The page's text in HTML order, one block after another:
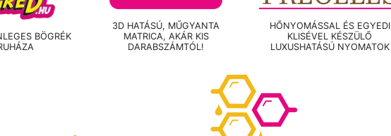
BÖGRÉK
3D HATÁSÚ, MŰGYANTA
MATRICA, AKÁR KIS
DARABSZÁMTÓL!
HŐNYOMÁSSAL ÉS EGYEDI
KLISÉVEL KÉSZÜLŐ
LUXUSHATÁSÚ NYOMATOK